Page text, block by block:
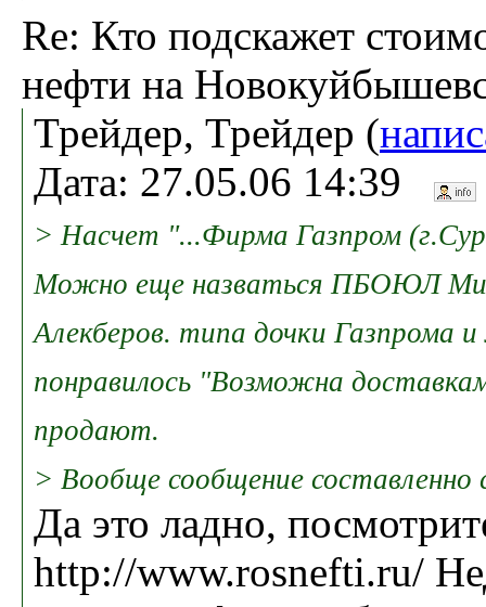
Re: Кто подскажет
нефти на
Трейдер, Трейдер (
Дата: 27.05.06 14:39
> Насчет "...Фирма Газпром
Можно еще назваться ПБОЮЛ
Алекберов. типа дочки Газпрома
понравилось "Возможна
продают.
> Вообще сообщение составленно
Да это ладно,
http://www.rosnefti.ru/